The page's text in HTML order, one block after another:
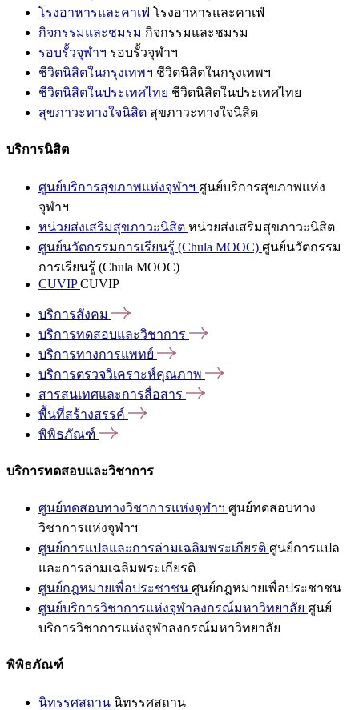
โรงอาหารและคาเฟ่ โรงอาหารและคาเฟ่
กิจกรรมและชมรม กิจกรรมและชมรม
รอบรั้วจุฬาฯ รอบรั้วจุฬาฯ
ชีวิตนิสิตในกรุงเทพฯ ชีวิตนิสิตในกรุงเทพฯ
ชีวิตนิสิตในประเทศไทย ชีวิตนิสิตในประเทศไทย
สุขภาวะทางใจนิสิต สุขภาวะทางใจนิสิต
บริการนิสิต
ศูนย์บริการสุขภาพแห่งจุฬาฯ ศูนย์บริการสุขภาพแห่ง
จุฬาฯ
หน่วยส่งเสริมสุขภาวะนิสิต หน่วยส่งเสริมสุขภาวะนิสิต
ศูนย์นวัตกรรมการเรียนรู้ (Chula MOOC) ศูนย์นวัตกรรม
การเรียนรู้ (Chula MOOC)
CUVIPCUVIP
บริการสังคม
บริการทดสอบและวิชาการ
บริการทางการแพทย์
บริการตรวจวิเคราะห์คุณภาพ
สารสนเทศและการสื่อสาร
พื้นที่สร้างสรรค์
พิพิธภัณฑ์
บริการทดสอบและวิชาการ
ศูนย์ทดสอบทางวิชาการแห่งจุฬาฯ ศูนย์ทดสอบทาง
วิชาการแห่งจุฬาฯ
ศูนย์การแปลและการล่ามเฉลิมพระเกียรติ ศูนย์การแปล
และการล่ามเฉลิมพระเกียรติ
ศูนย์กฎหมายเพื่อประชาชน ศูนย์กฎหมายเพื่อประชาชน
ศูนย์บริการวิชาการแห่งจุฬาลงกรณ์มหาวิทยาลัย ศูนย์
บริการวิชาการแห่งจุฬาลงกรณ์มหาวิทยาลัย
พิพิธภัณฑ์
นิทรรศสถาน นิทรรศสถาน